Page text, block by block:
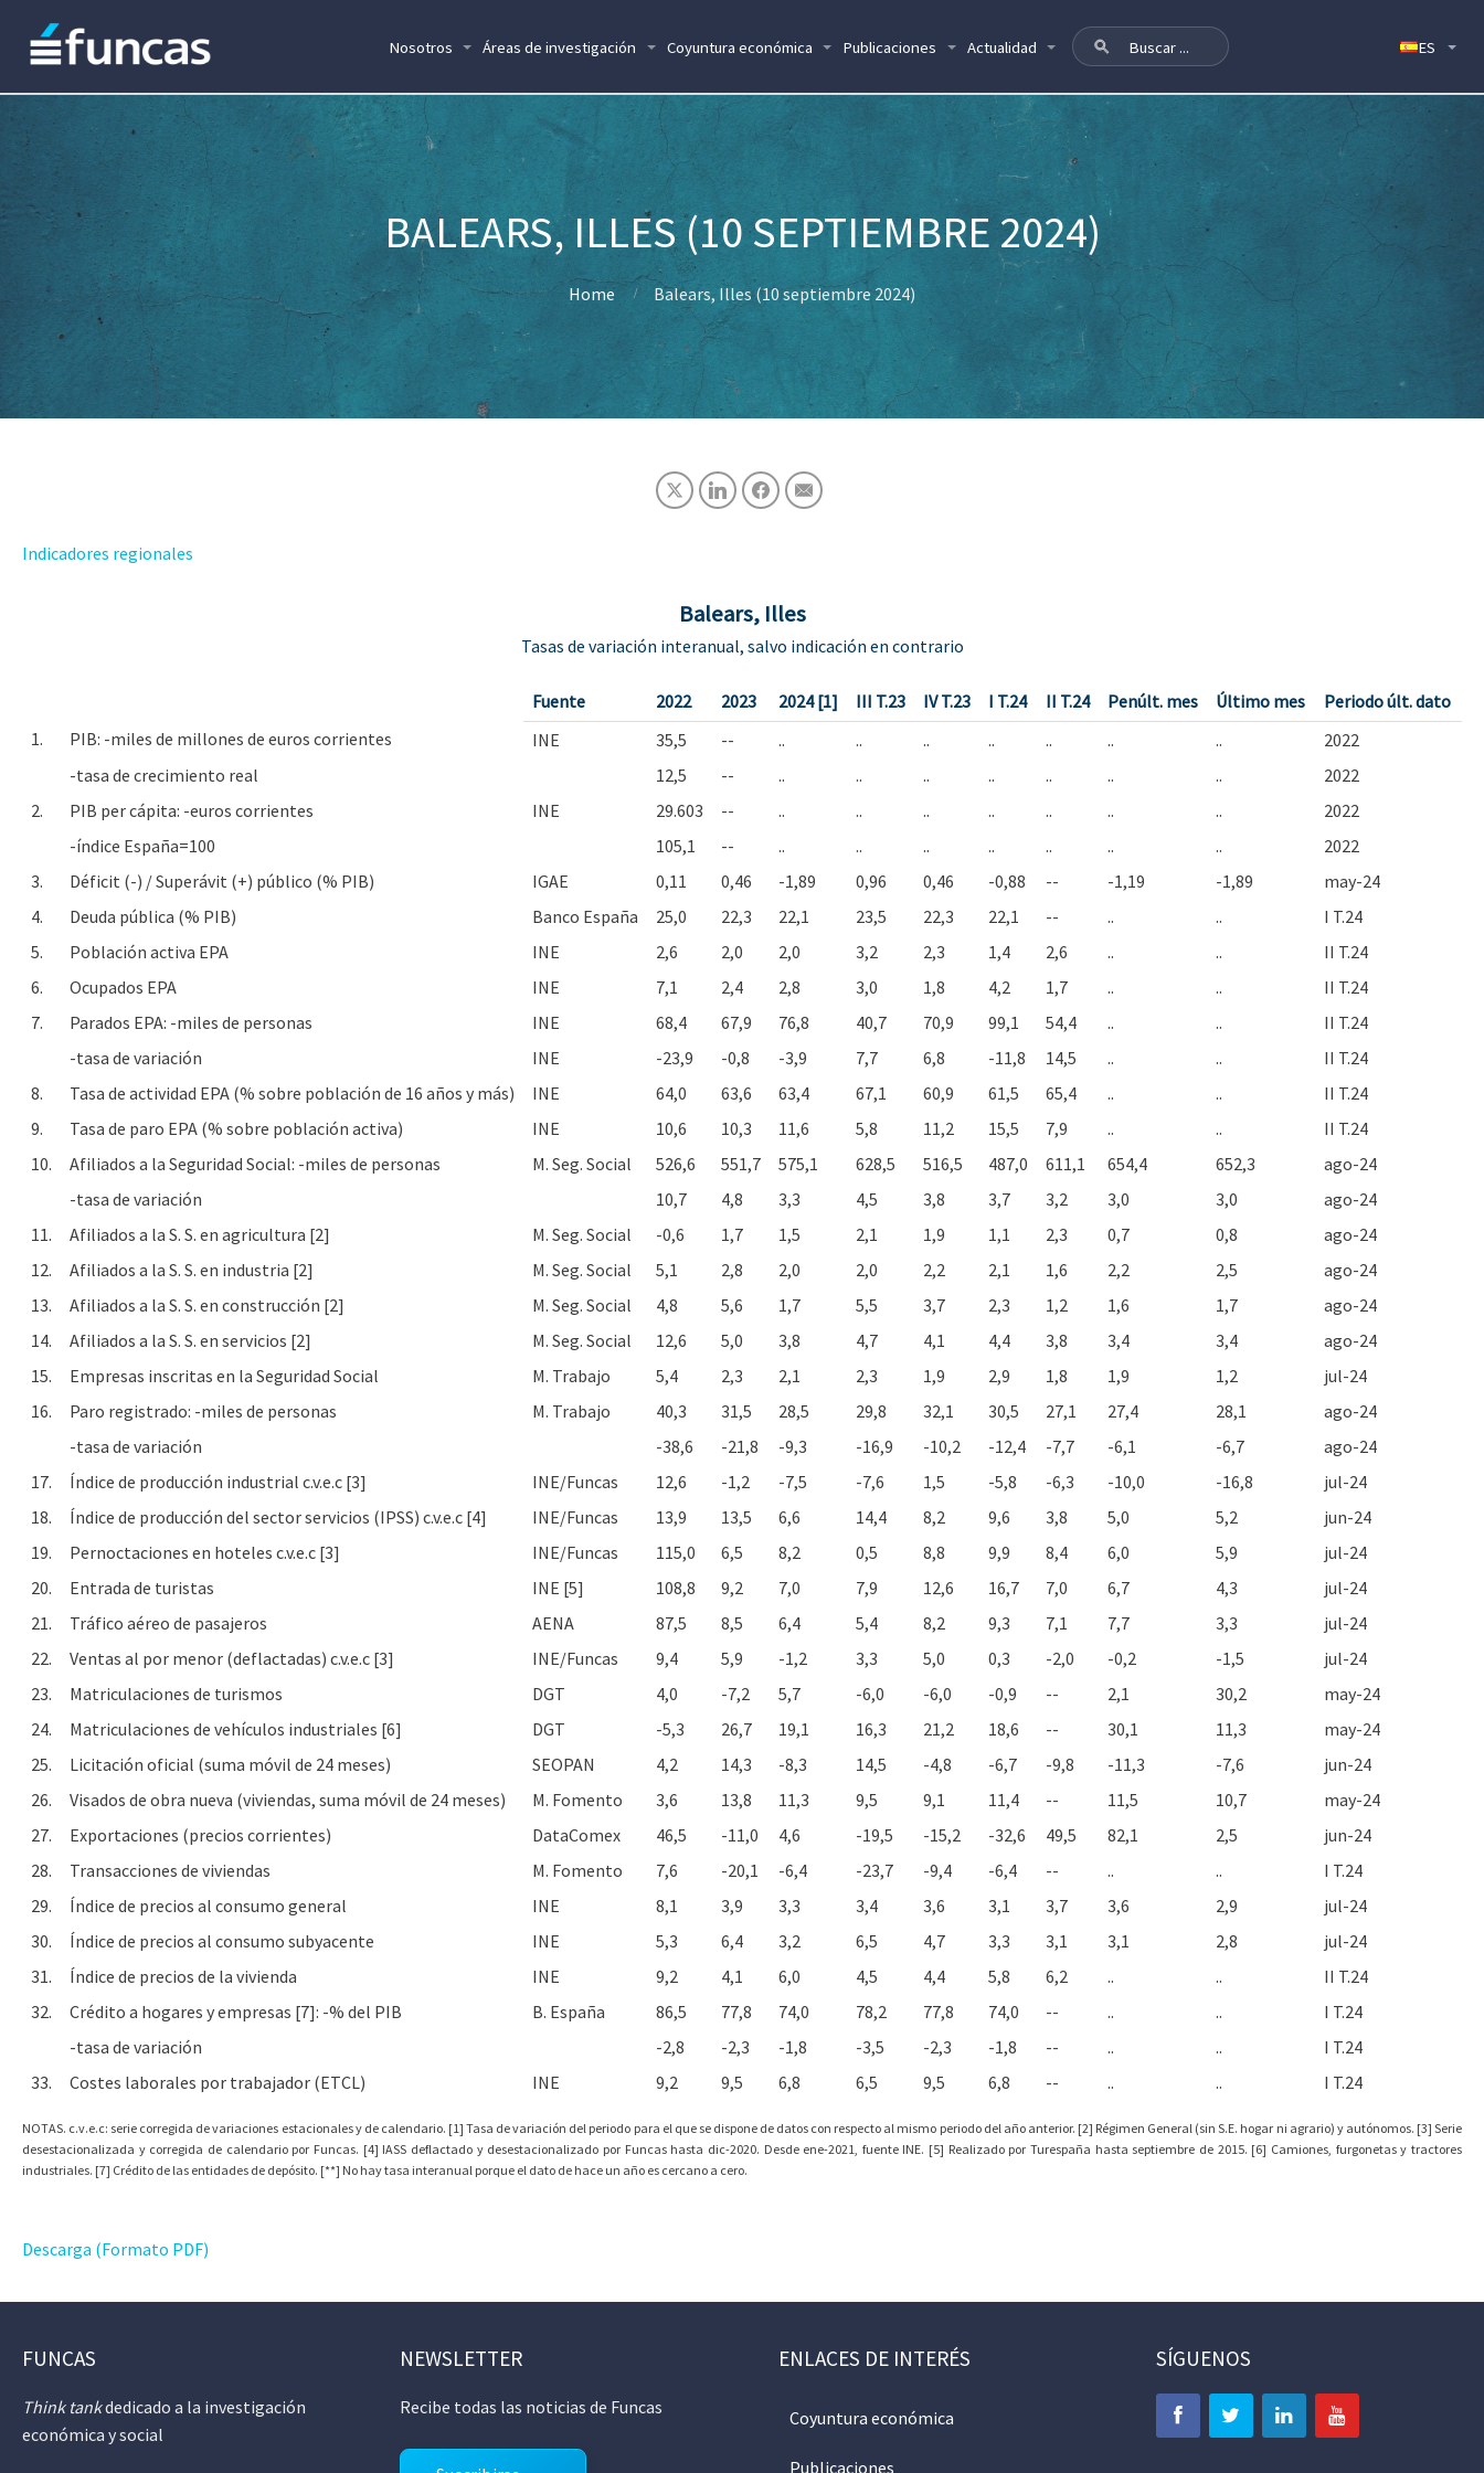
Nosotros Áreas de investigación Coyuntura económica Publicaciones Actualidad
BALEARS, ILLES (10 SEPTIEMBRE 2024)
Home Balears, Illes (10 septiembre 2024)
Indicadores regionales
Balears, Illes
Tasas de variación interanual, salvo indicación en contrario
Fuente 2022 2023 2024 [1] III T.23 IV T.23 I T.24 II T.24 Penúlt. mes Último mes
Periodo últ. dato
1.
PIB: -miles de millones de euros corrientes INE 35,5 -- .. .. .. .. .. .. ..
2022
-tasa de crecimiento real
12,5 -- .. .. .. .. .. .. ..
2022
2.
PIB per cápita: -euros corrientes INE 29.603 -- .. .. .. .. .. .. ..
2022
-índice España=100
105,1 -- .. .. .. .. .. .. ..
2022
3.
Déficit (-) / Superávit (+) público (% PIB) IGAE 0,11 0,46 -1,89 0,96 0,46 -0,88 -- -1,19 -1,89
may-24
4.
Deuda pública (% PIB) Banco España 25,0 22,3 22,1 23,5 22,3 22,1 -- .. ..
I T.24
5.
Población activa EPA INE 2,6 2,0 2,0 3,2 2,3 1,4 2,6 .. ..
II T.24
6.
Ocupados EPA INE 7,1 2,4 2,8 3,0 1,8 4,2 1,7 .. ..
II T.24
7.
Parados EPA: -miles de personas INE 68,4 67,9 76,8 40,7 70,9 99,1 54,4 .. ..
II T.24
-tasa de variación
INE -23,9 -0,8 -3,9 7,7 6,8 -11,8 14,5 .. ..
II T.24
8.
Tasa de actividad EPA (% sobre población de 16 años y más) INE 64,0 63,6 63,4 67,1 60,9 61,5 65,4 .. ..
II T.24
9.
Tasa de paro EPA (% sobre población activa) INE 10,6 10,3 11,6 5,8 11,2 15,5 7,9 .. ..
II T.24
10.
Afiliados a la Seguridad Social: -miles de personas M. Seg. Social 526,6 551,7 575,1 628,5 516,5 487,0 611,1 654,4 652,3
ago-24
-tasa de variación
10,7 4,8 3,3 4,5 3,8 3,7 3,2 3,0 3,0
ago-24
11.
Afiliados a la S. S. en agricultura [2] M. Seg. Social -0,6 1,7 1,5 2,1 1,9 1,1 2,3 0,7 0,8
ago-24
12.
Afiliados a la S. S. en industria [2] M. Seg. Social 5,1 2,8 2,0 2,0 2,2 2,1 1,6 2,2 2,5
ago-24
13.
Afiliados a la S. S. en construcción [2] M. Seg. Social 4,8 5,6 1,7 5,5 3,7 2,3 1,2 1,6 1,7
ago-24
14.
Afiliados a la S. S. en servicios [2] M. Seg. Social 12,6 5,0 3,8 4,7 4,1 4,4 3,8 3,4 3,4
ago-24
15.
Empresas inscritas en la Seguridad Social M. Trabajo 5,4 2,3 2,1 2,3 1,9 2,9 1,8 1,9 1,2
jul-24
16.
Paro registrado: -miles de personas M. Trabajo 40,3 31,5 28,5 29,8 32,1 30,5 27,1 27,4 28,1
ago-24
-tasa de variación
-38,6 -21,8 -9,3 -16,9 -10,2 -12,4 -7,7 -6,1 -6,7
ago-24
17.
Índice de producción industrial c.v.e.c [3] INE/Funcas 12,6 -1,2 -7,5 -7,6 1,5 -5,8 -6,3 -10,0 -16,8
jul-24
18.
Índice de producción del sector servicios (IPSS) c.v.e.c [4] INE/Funcas 13,9 13,5 6,6 14,4 8,2 9,6 3,8 5,0 5,2
jun-24
19.
Pernoctaciones en hoteles c.v.e.c [3] INE/Funcas 115,0 6,5 8,2 0,5 8,8 9,9 8,4 6,0 5,9
jul-24
20.
Entrada de turistas INE [5] 108,8 9,2 7,0 7,9 12,6 16,7 7,0 6,7 4,3
jul-24
21.
Tráfico aéreo de pasajeros AENA 87,5 8,5 6,4 5,4 8,2 9,3 7,1 7,7 3,3
jul-24
22.
Ventas al por menor (deflactadas) c.v.e.c [3] INE/Funcas 9,4 5,9 -1,2 3,3 5,0 0,3 -2,0 -0,2 -1,5
jul-24
23.
Matriculaciones de turismos DGT 4,0 -7,2 5,7 -6,0 -6,0 -0,9 -- 2,1 30,2
may-24
24.
Matriculaciones de vehículos industriales [6] DGT -5,3 26,7 19,1 16,3 21,2 18,6 -- 30,1 11,3
may-24
25.
Licitación oficial (suma móvil de 24 meses) SEOPAN 4,2 14,3 -8,3 14,5 -4,8 -6,7 -9,8 -11,3 -7,6
jun-24
26.
Visados de obra nueva (viviendas, suma móvil de 24 meses) M. Fomento 3,6 13,8 11,3 9,5 9,1 11,4 -- 11,5 10,7
may-24
27.
Exportaciones (precios corrientes) DataComex 46,5 -11,0 4,6 -19,5 -15,2 -32,6 49,5 82,1 2,5
jun-24
28.
Transacciones de viviendas M. Fomento 7,6 -20,1 -6,4 -23,7 -9,4 -6,4 -- .. ..
I T.24
29.
Índice de precios al consumo general INE 8,1 3,9 3,3 3,4 3,6 3,1 3,7 3,6 2,9
jul-24
30.
Índice de precios al consumo subyacente INE 5,3 6,4 3,2 6,5 4,7 3,3 3,1 3,1 2,8
jul-24
31.
Índice de precios de la vivienda INE 9,2 4,1 6,0 4,5 4,4 5,8 6,2 .. ..
II T.24
32.
Crédito a hogares y empresas [7]: -% del PIB B. España 86,5 77,8 74,0 78,2 77,8 74,0 -- .. ..
I T.24
-tasa de variación
-2,8 -2,3 -1,8 -3,5 -2,3 -1,8 -- .. ..
I T.24
33.
Costes laborales por trabajador (ETCL) INE 9,2 9,5 6,8 6,5 9,5 6,8 -- .. .. I T.24
NOTAS. c.v.e.c: serie corregida de variaciones estacionales y de calendario. [1] Tasa de variación del periodo para el que se dispone de datos con respecto al mismo periodo del año anterior. [2] Régimen General (sin S.E. hogar ni agrario) y autónomos. [3] Serie
desestacionalizada y corregida de calendario por Funcas. [4] IASS deflactado y desestacionalizado por Funcas hasta dic-2020. Desde ene-2021, fuente INE. [5] Realizado por Turespaña hasta septiembre de 2015. [6] Camiones, furgonetas y tractores
industriales. [7] Crédito de las entidades de depósito. [**] No hay tasa interanual porque el dato de hace un año es cercano a cero.
Descarga (Formato PDF)
FUNCAS
Think tankdedicado a la investigación
económica y social
NEWSLETTER
Recibe todas las noticias de Funcas
ENLACES DE INTERÉS
Coyuntura económica
Publicaciones
SÍGUENOS